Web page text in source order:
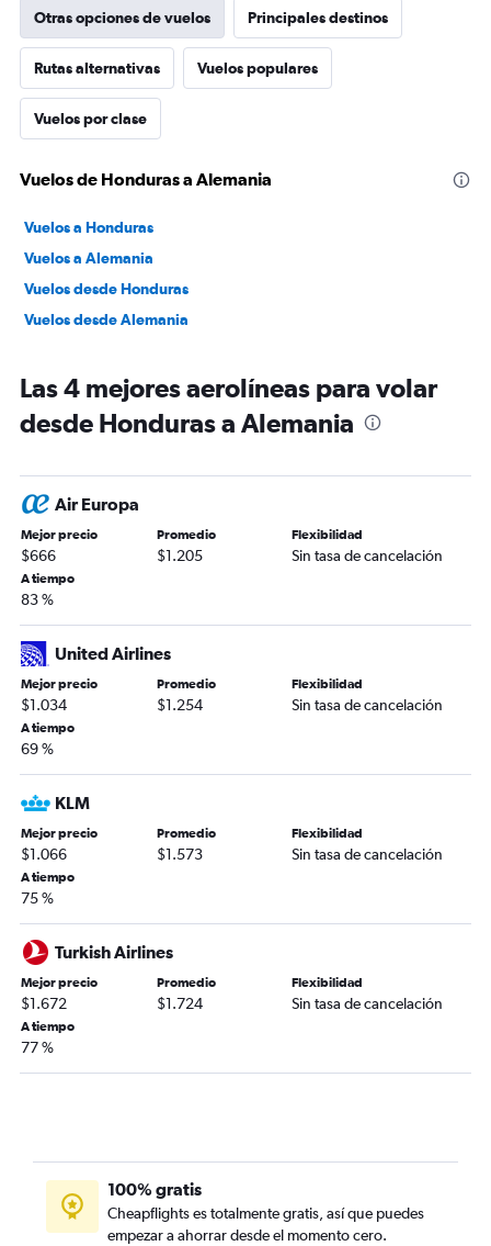
Otras opciones de vuelos Principales destinos
Rutas alternativas Vuelos populares
Vuelos por clase
Vuelos de Honduras a Alemania
Vuelos a Honduras
Vuelos a Alemania
Vuelos desde Honduras
Vuelos desde Alemania
Las 4 mejores aerolíneas para volar
desde Honduras a Alemania
Air Europa
Mejor precio
$666
Promedio
$1.205
Flexibilidad
Sin tasa de cancelación
A tiempo
83 %
United Airlines
Mejor precio
$1.034
Promedio
$1.254
Flexibilidad
Sin tasa de cancelación
A tiempo
69 %
KLM
Mejor precio
$1.066
Promedio
$1.573
Flexibilidad
Sin tasa de cancelación
A tiempo
75 %
Turkish Airlines
Mejor precio
$1.672
Promedio
$1.724
Flexibilidad
Sin tasa de cancelación
A tiempo
77 %
100% gratis
Cheapflights es totalmente gratis, así que puedes
empezar a ahorrar desde el momento cero.